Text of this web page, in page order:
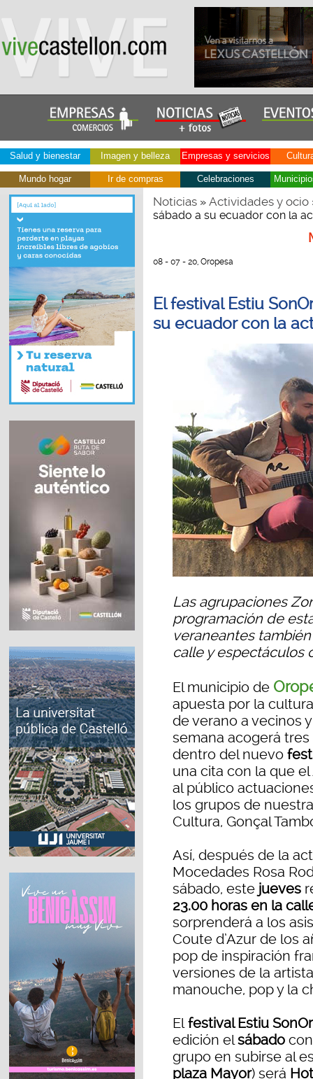
Salud y bienestar Imagen y belleza Empresas y servicios
Mundo hogar Ir de compras Celebraciones
Noticias» Actividades y ocio
sábado a su ecuador con la
08 - 07 - 20, Oropesa
El festival Estiu
su ecuador con la
Las agrupaciones
programación de
veraneantes
calle y espectáculos
El municipio de
apuesta por la
de verano a vecinos
semana acogerá
dentro del nuevo
una cita con la que
al público
los grupos de
Cultura, Gonçal
Así, después de la
Mocedades Rosa
sábado, este jueves
23.00 horas en la
sorprenderá a los
Coute d’Azur de los
pop de inspiración
versiones de la
manouche, pop y la
Elfestival Estiu SonOr
edición elsábado
grupo en subirse al
plaza Mayor) será